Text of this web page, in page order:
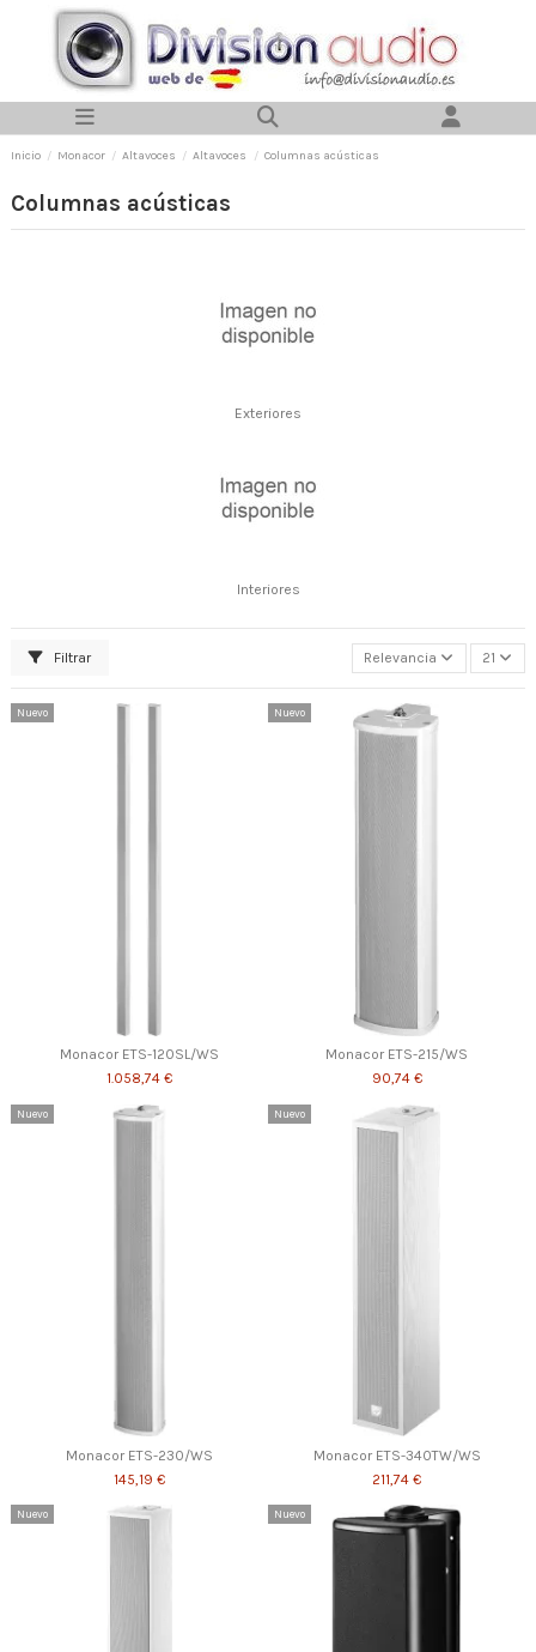
Inicio Monacor Altavoces Altavoces Columnas acústicas
Columnas acústicas
Exteriores
Interiores
Filtrar Relevancia 21
Nuevo
Monacor ETS-120SL/WS
1.058,74 €
Nuevo
Monacor ETS-215/WS
90,74 €
Nuevo
Monacor ETS-230/WS
145,19 €
Nuevo
Monacor ETS-340TW/WS
211,74 €
Nuevo Nuevo